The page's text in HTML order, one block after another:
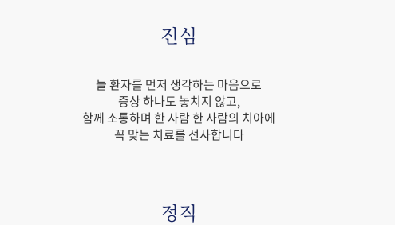
진심
늘 환자를 먼저 생각하는 마음으로
증상 하나도 놓치지 않고,
함께 소통하며 한 사람 한 사람의 치아에
꼭 맞는 치료를 선사합니다
정직